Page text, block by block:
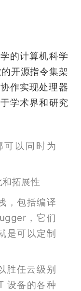
的计算机科学
开源指令集架
作实现处理器
学术界和研究
以同时为
拓展性
，包括编译
，它们
是可以定制
胜任云级别
设备的各种